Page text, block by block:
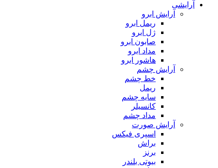
آرایشی
آرایش ابرو
ریمل ابرو
ژل ابرو
صابون ابرو
مداد ابرو
هاشور ابرو
آرایش چشم
خط چشم
ریمل
سایه چشم
کانسیلر
مداد چشم
آرایش صورت
اسپری فیکس
براش
برنز
بیوتی بلندر